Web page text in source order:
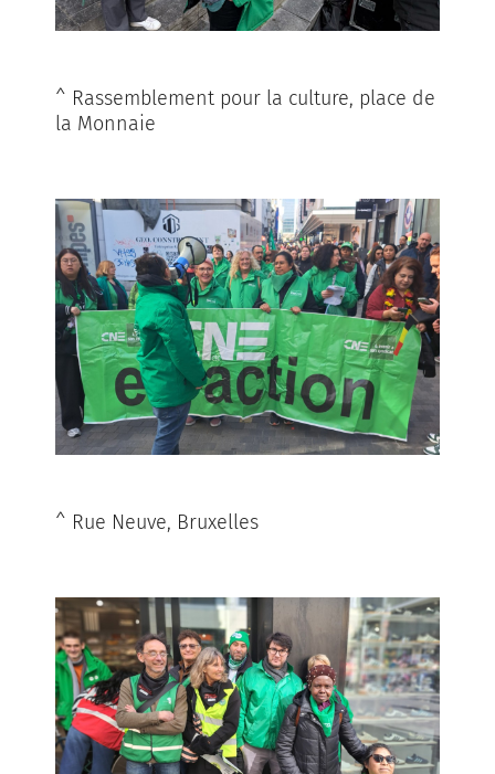
^ Rassemblement pour la culture, place de
la Monnaie
^ Rue Neuve, Bruxelles